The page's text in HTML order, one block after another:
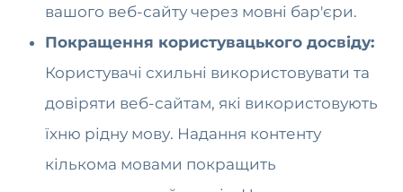
вашого веб-сайту через мовні бар'єри.
Покращення користувацького досвіду:
Користувачі схильні використовувати та
довіряти веб-сайтам, які використовують
їхню рідну мову. Надання контенту
кількома мовами покращить